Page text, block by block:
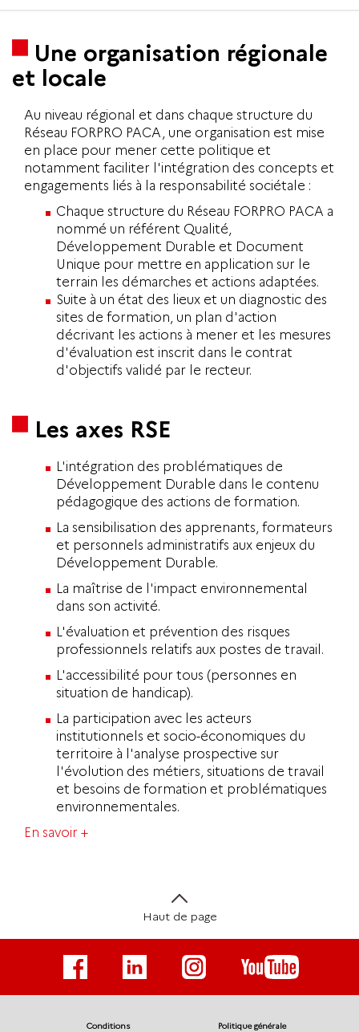
Une organisation régionale
et locale
Au niveau régional et dans chaque structure du
Réseau FORPRO PACA, une organisation est mise
en place pour mener cette politique et
notamment faciliter l'intégration des concepts et
engagements liés à la responsabilité sociétale :
Chaque structure du Réseau FORPRO PACA a
nommé un référent Qualité,
Développement Durable et Document
Unique pour mettre en application sur le
terrain les démarches et actions adaptées.
Suite à un état des lieux et un diagnostic des
sites de formation, un plan d'action
décrivant les actions à mener et les mesures
d'évaluation est inscrit dans le contrat
d'objectifs validé par le recteur.
Les axes RSE
L'intégration des problématiques de
Développement Durable dans le contenu
pédagogique des actions de formation.
La sensibilisation des apprenants, formateurs
et personnels administratifs aux enjeux du
Développement Durable.
La maîtrise de l'impact environnemental
dans son activité.
L'évaluation et prévention des risques
professionnels relatifs aux postes de travail.
L'accessibilité pour tous (personnes en
situation de handicap).
La participation avec les acteurs
institutionnels et socio-économiques du
territoire à l'analyse prospective sur
l'évolution des métiers, situations de travail
et besoins de formation et problématiques
environnementales.
En savoir +
Haut de page
Conditions Politique générale